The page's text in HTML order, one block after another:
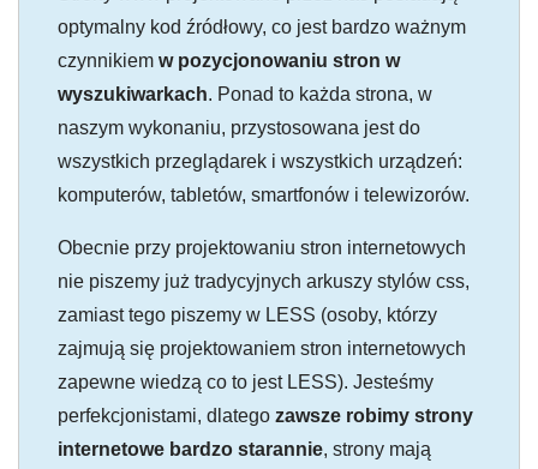
optymalny kod źródłowy, co jest bardzo ważnym
czynnikiem w pozycjonowaniu stron w
wyszukiwarkach. Ponad to każda strona, w
naszym wykonaniu, przystosowana jest do
wszystkich przeglądarek i wszystkich urządzeń:
komputerów, tabletów, smartfonów i telewizorów.
Obecnie przy projektowaniu stron internetowych
nie piszemy już tradycyjnych arkuszy stylów css,
zamiast tego piszemy w LESS (osoby, którzy
zajmują się projektowaniem stron internetowych
zapewne wiedzą co to jest LESS). Jesteśmy
perfekcjonistami, dlatego zawsze robimy strony
internetowe bardzo starannie, strony mają